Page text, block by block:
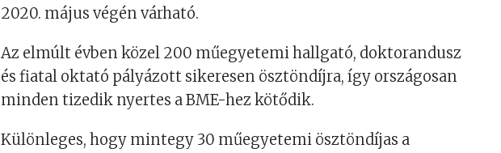
2020. május végén várható.
Az elmúlt évben közel 200 műegyetemi hallgató, doktorandusz
és fiatal oktató pályázott sikeresen ösztöndíjra, így országosan
minden tizedik nyertes a BME-hez kötődik.
Különleges, hogy mintegy 30 műegyetemi ösztöndíjas a